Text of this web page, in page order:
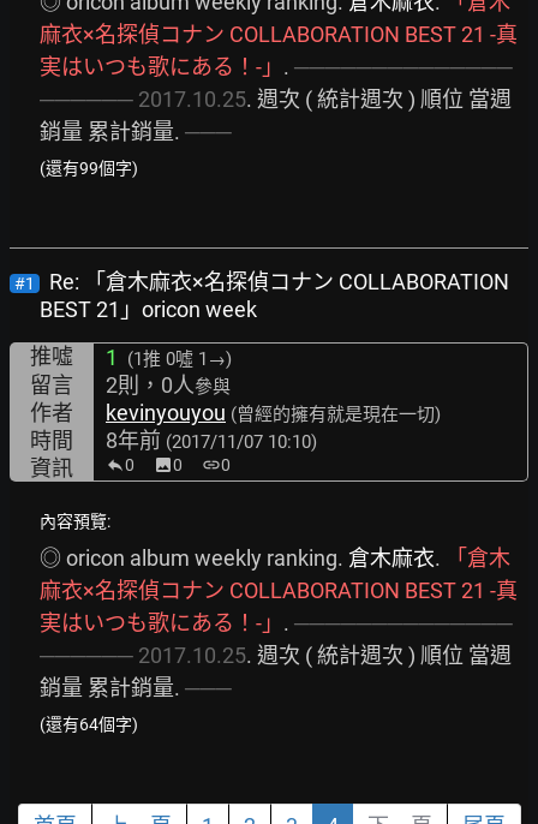
麻衣×名探偵コナン COLLABORATION BEST21 -真
実はいつも歌にある！-」 . ──────────────
────── 2017.10.25. 週次 ( 統計週次 ) 順位 當週
銷量 累計銷量. ───
(還有99個字)
#1
Re: 「倉木麻衣×名探偵コナン COLLABORATION
BEST 21」oricon week
推噓
1 (1推 0噓 1→)
留言 2則，0人參與
作者 kevinyouyou (曾經的擁有就是現在一切)
時間 8年前 (2017/11/07 10:10)
資訊 0 image0 link0
內容預覽:
◎ oricon album weekly ranking. 倉木麻衣.
「倉木
麻衣×名探偵コナン COLLABORATION BEST21 -真
実はいつも歌にある！-」 . ──────────────
────── 2017.10.25. 週次 ( 統計週次 ) 順位 當週
銷量 累計銷量. ───
(還有64個字)